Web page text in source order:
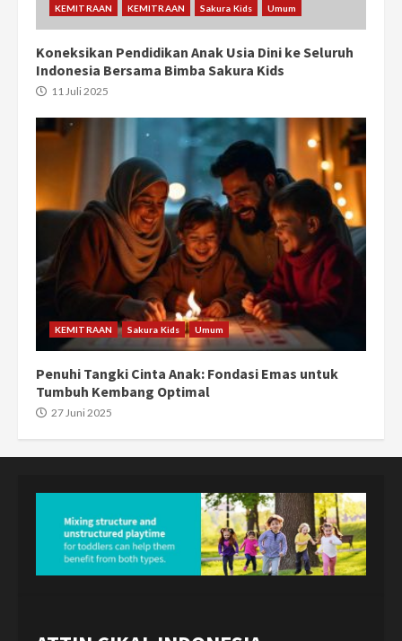
KEMITRAAN KEMITRAAN Sakura Kids Umum
Koneksikan Pendidikan Anak Usia Dini ke Seluruh
Indonesia Bersama Bimba Sakura Kids
11 Juli 2025
KEMITRAAN Sakura Kids Umum
Penuhi Tangki Cinta Anak: Fondasi Emas untuk
Tumbuh Kembang Optimal
27 Juni 2025